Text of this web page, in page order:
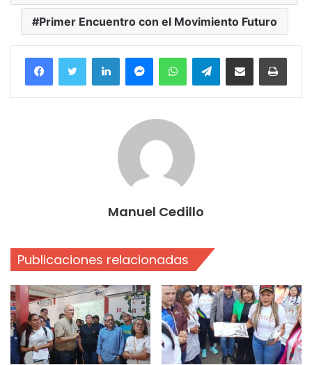
Primer Encuentro con el Movimiento Futuro
FacebookTwitter LinkedInMessengerWhatsAppTelegramCompartir por correo electrónico
Manuel Cedillo
Publicaciones relacionadas